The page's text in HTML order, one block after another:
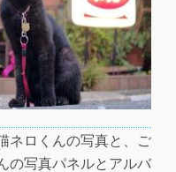
ネロくんの写真と、ご
の写真パネルとアルバ